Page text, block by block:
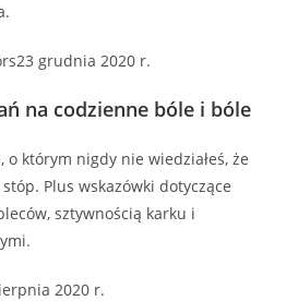
grudnia 2020 r.
na codzienne bóle i bóle
o którym nigdy nie wiedziałeś, że
Plus wskazówki dotyczące
sztywnością karku i
2020 r.